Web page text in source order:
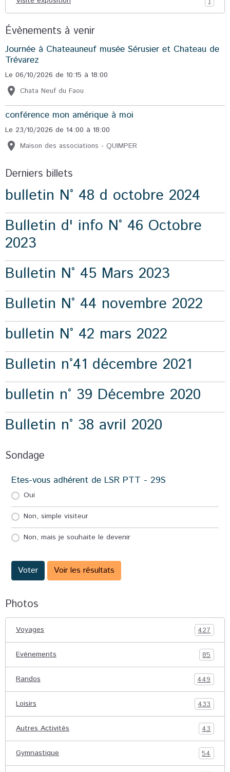
Évènements à venir
Journée à Chateauneuf musée Sérusier et Chateau de
Trévarez
Le 06/10/2026 de 10:15 à 18:00
Chata Neuf du Faou
conférence mon amérique à moi
Le 23/10/2026 de 14:00 à 18:00
Maison des associations - QUIMPER
Derniers billets
bulletin N° 48 d octobre 2024
Bulletin d' info N° 46 Octobre
2023
Bulletin N° 45 Mars 2023
Bulletin N° 44 novembre 2022
bulletin N° 42 mars 2022
Bulletin n°41 décembre 2021
bulletin n° 39 Décembre 2020
Bulletin n° 38 avril 2020
Sondage
Etes-vous adhérent de LSR PTT - 29S
Oui
Non, simple visiteur
Non, mais je souhaite le devenir
Voter Voir les résultats
Photos
Voyages 427
Evénements 85
Randos 449
Loisirs 433
Autres Activités 43
Gymnastique 54